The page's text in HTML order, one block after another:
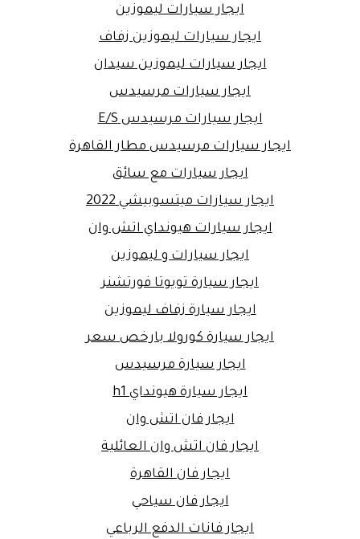
ايجار سيارات ليموزين
ايجار سيارات ليموزين زفاف
ايجار سيارات ليموزين سيدان
ايجار سيارات مرسيدس
ايجار سيارات مرسيدس E/S
ايجار سيارات مرسيدس مطار القاهرة
ايجار سيارات مع سائق
ايجار سيارات ميتسوبيشي 2022
ايجار سيارات هيونداي اتش وان
ايجار سيارات و ليموزين
ايجار سيارة تويوتا فورتشنر
ايجار سيارة زفاف ليموزين
ايجار سيارة كورولا بارخص سعر
ايجار سيارة مرسيدس
ايجار سيارة هيونداي h1
ايجار فان اتش وان
ايجار فان اتش وان العائلية
ايجار فان القاهرة
ايجار فان سياحي
ايجار فانات الدفع الرباعي